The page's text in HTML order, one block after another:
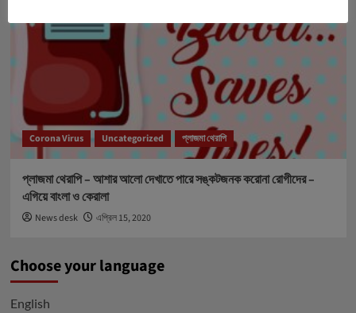
Corona Virus Uncategorized প্লাজমা থেরাপি
প্লাজমা থেরাপি – আশার আলো দেখাতে পারে সঙ্কটজনক করোনা রোগীদের –
এগিয়ে বাংলা ও কেরালা
News desk এপ্রিল 15, 2020
Choose your language
English